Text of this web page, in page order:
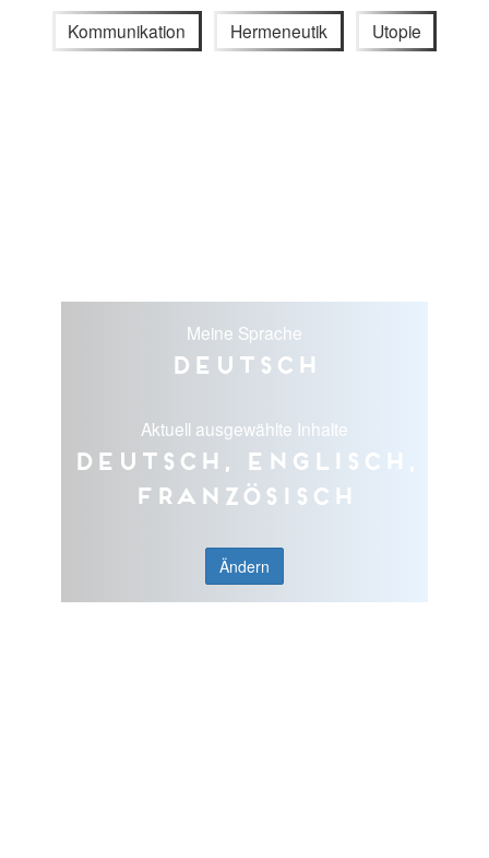
Kommunikation Hermeneutik Utopie
Meine Sprache
Deutsch
Aktuell ausgewählte Inhalte
Deutsch, Englisch,
Französisch
Ändern